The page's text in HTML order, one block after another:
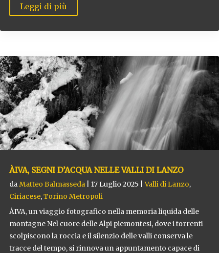
Leggi di più
ÀIVA, SEGNI D’ACQUA NELLE VALLI DI LANZO
da Matteo Balmasseda 17 Luglio 2025 |Valli di Lanzo,
Ciriacese,Torino Metropoli
ÀIVA, un viaggio fotografico nella memoria liquida delle
montagne Nel cuore delle Alpi piemontesi, dove i torrenti
scolpiscono la roccia e il silenzio delle valli conserva le
tracce del tempo, si rinnova un appuntamento capace di